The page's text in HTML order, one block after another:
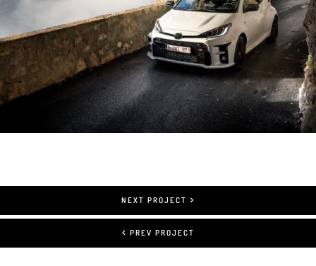
Presse
NEXT PROJECT
PREV PROJECT